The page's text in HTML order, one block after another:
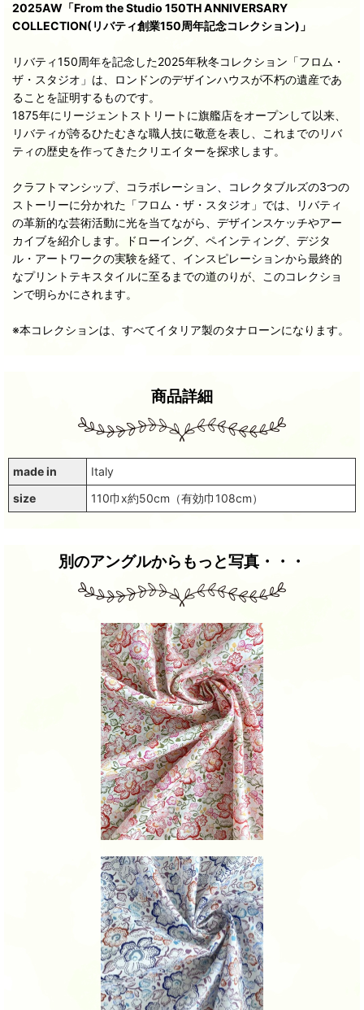
2025AW「From the Studio 150TH ANNIVERSARY
COLLECTION(リバティ創業150周年記念コレクション)」
リバティ150周年を記念した2025年秋冬コレクション「フロム・
ザ・スタジオ」は、ロンドンのデザインハウスが不朽の遺産であ
ることを証明するものです。
1875年にリージェントストリートに旗艦店をオープンして以来、
リバティが誇るひたむきな職人技に敬意を表し、これまでのリバ
ティの歴史を作ってきたクリエイターを探求します。
クラフトマンシップ、コラボレーション、コレクタブルズの3つの
ストーリーに分かれた「フロム・ザ・スタジオ」では、リバティ
の革新的な芸術活動に光を当てながら、デザインスケッチやアー
カイブを紹介します。ドローイング、ペインティング、デジタ
ル・アートワークの実験を経て、インスピレーションから最終的
なプリントテキスタイルに至るまでの道のりが、このコレクショ
ンで明らかにされます。
※本コレクションは、すべてイタリア製のタナローンになります。
商品詳細
made in
Italy
size
110巾x約50cm（有効巾108cm）
別のアングルからもっと写真・・・